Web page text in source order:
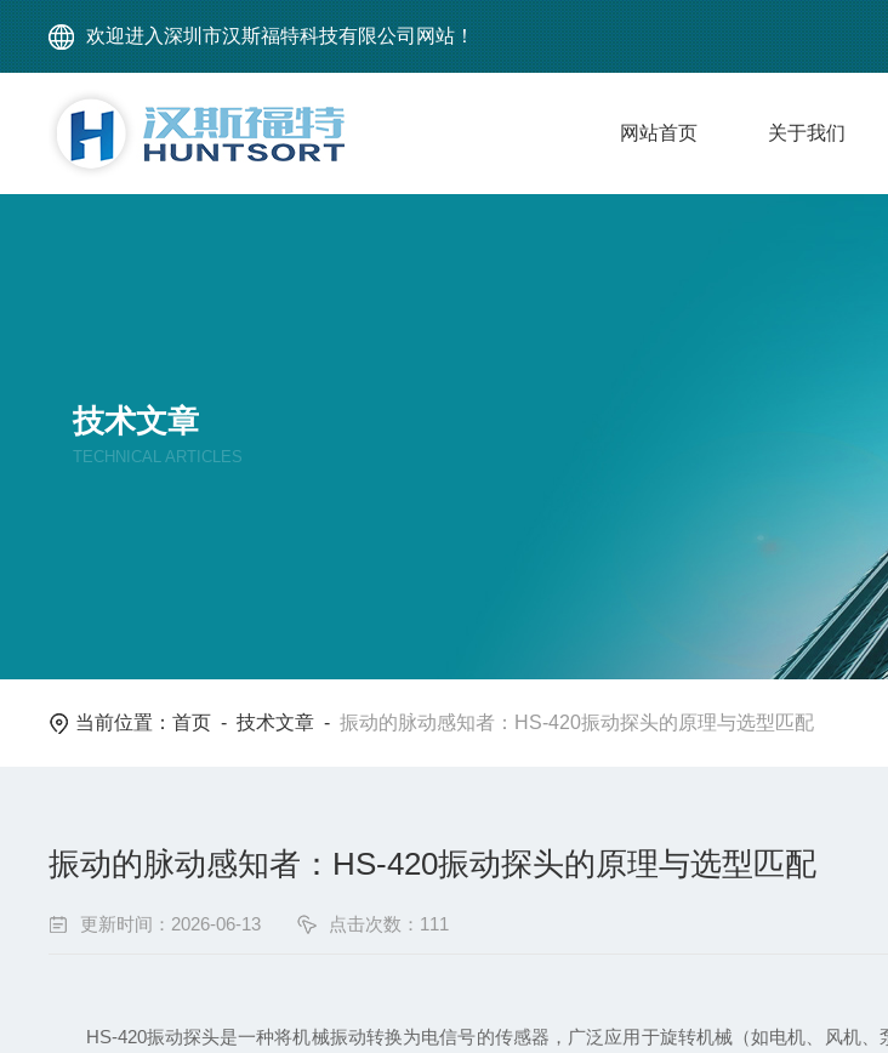
欢迎进入深圳市汉斯福特科技有限公司网站！
网站首页 关于我们
技术文章
TECHNICAL ARTICLES
当前位置：首页 -技术文章 -振动的脉动感知者：HS-420振动探头的原理与选型匹配
振动的脉动感知者：HS-420振动探头的原理与选型匹配
更新时间：2026-06-13 点击次数：111
HS-420振动探头是一种将机械振动转换为电信号的传感器，广泛应用于旋转机械（如电机、风机、